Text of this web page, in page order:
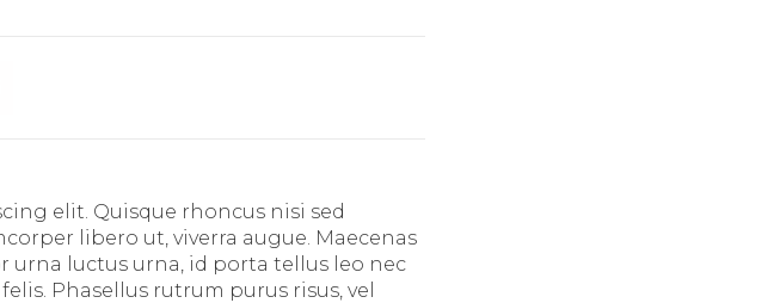
elit. Quisque rhoncus nisi sed
libero ut, viverra augue. Maecenas
luctus urna, id porta tellus leo nec
Phasellus rutrum purus risus, vel